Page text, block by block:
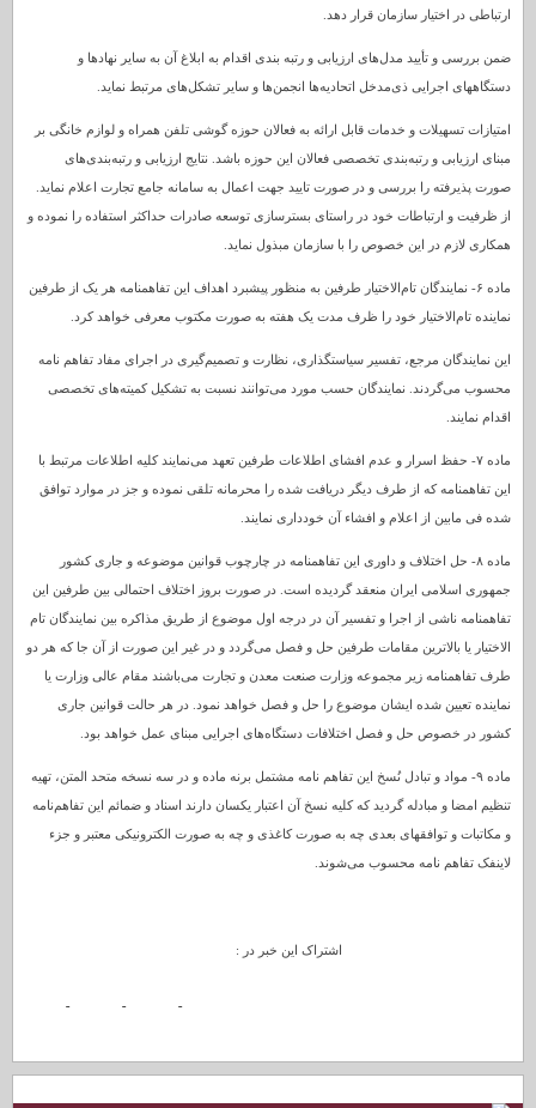
ارتباطی در اختیار سازمان قرار دهد.
ضمن بررسی و تأیید مدل‌های ارزیابی و رتبه بندی اقدام به ابلاغ آن به سایر نهادها و
دستگاههای اجرایی ذی‌مدخل اتحادیه‌ها انجمن‌ها و سایر تشکل‌های مرتبط نماید.
امتیازات تسهیلات و خدمات قابل ارائه به فعالان حوزه گوشی تلفن همراه و لوازم خانگی بر
مبنای ارزیابی و رتبه‌بندی تخصصی فعالان این حوزه باشد. نتایج ارزیابی و رتبه‌بندی‌های
صورت پذیرفته را بررسی و در صورت تایید جهت اعمال به سامانه جامع تجارت اعلام نماید.
از ظرفیت و ارتباطات خود در راستای بسترسازی توسعه صادرات حداکثر استفاده را نموده و
همکاری لازم در این خصوص را با سازمان مبذول نماید.
ماده ۶- نمایندگان تام‌الاختیار طرفین به منظور پیشبرد اهداف این تفاهمنامه هر یک از طرفین
نماینده تام‌الاختیار خود را ظرف مدت یک هفته به صورت مکتوب معرفی خواهد کرد.
این نمایندگان مرجع، تفسیر سیاستگذاری، نظارت و تصمیم‌گیری در اجرای مفاد تفاهم نامه
محسوب می‌گردند. نمایندگان حسب مورد می‌توانند نسبت به تشکیل کمیته‌های تخصصی
اقدام نمایند.
ماده ۷- حفظ اسرار و عدم افشای اطلاعات طرفین تعهد می‌نمایند کلیه اطلاعات مرتبط با
این تفاهمنامه که از طرف دیگر دریافت شده را محرمانه تلقی نموده و جز در موارد توافق
شده فی مابین از اعلام و افشاء آن خودداری نمایند.
ماده ۸- حل اختلاف و داوری این تفاهمنامه در چارچوب قوانین موضوعه و جاری کشور
جمهوری اسلامی ایران منعقد گردیده است. در صورت بروز اختلاف احتمالی بین طرفین این
تفاهمنامه ناشی از اجرا و تفسیر آن در درجه اول موضوع از طریق مذاکره بین نمایندگان تام
الاختیار یا بالاترین مقامات طرفین حل و فصل می‌گردد و در غیر این صورت از آن جا که هر دو
طرف تفاهمنامه زیر مجموعه وزارت صنعت معدن و تجارت می‌باشند مقام عالی وزارت یا
نماینده تعیین شده ایشان موضوع را حل و فصل خواهد نمود. در هر حالت قوانین جاری
کشور در خصوص حل و فصل اختلافات دستگاه‌های اجرایی مبنای عمل خواهد بود.
ماده ۹- مواد و تبادل نُسخ این تفاهم نامه مشتمل برنه ماده و در سه نسخه متحد المتن، تهیه
تنظیم امضا و مبادله گردید که کلیه نسخ آن اعتبار یکسان دارند اسناد و ضمائم این تفاهم‌نامه
و مکاتبات و توافقهای بعدی چه به صورت کاغذی و چه به صورت الکترونیکی معتبر و جزء
لاینفک تفاهم نامه محسوب می‌شوند.
اشتراک این خبر در :